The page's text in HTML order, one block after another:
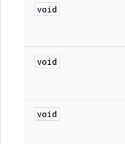
void
void
void